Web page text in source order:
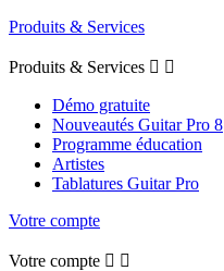
Produits & Services
Produits & Services  
Démo gratuite
Nouveautés Guitar Pro 8
Programme éducation
Artistes
Tablatures Guitar Pro
Votre compte
Votre compte  